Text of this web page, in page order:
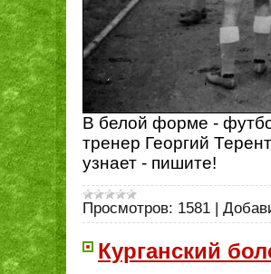
В белой форме -
тренер Георгий
узнает - пишите!
Просмотров: 1581 |
Курганский